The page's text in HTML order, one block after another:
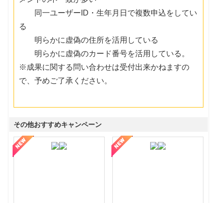
同一ユーザーID・生年月日で複数申込をしてい
る
明らかに虚偽の住所を活用している
明らかに虚偽のカード番号を活用している。
※成果に関する問い合わせは受付出来かねますの
で、予めご了承ください。
その他おすすめキャンペーン